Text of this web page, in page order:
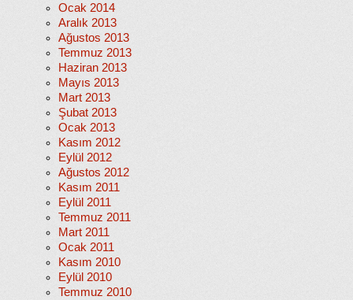
Ocak 2014
Aralık 2013
Ağustos 2013
Temmuz 2013
Haziran 2013
Mayıs 2013
Mart 2013
Şubat 2013
Ocak 2013
Kasım 2012
Eylül 2012
Ağustos 2012
Kasım 2011
Eylül 2011
Temmuz 2011
Mart 2011
Ocak 2011
Kasım 2010
Eylül 2010
Temmuz 2010